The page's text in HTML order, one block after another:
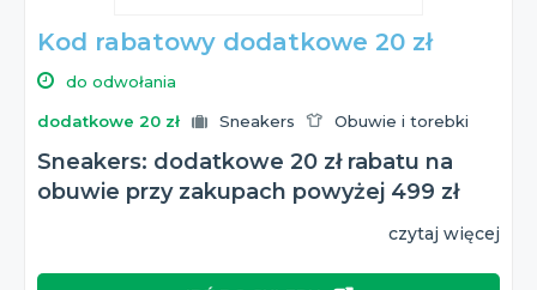
Kod rabatowy dodatkowe 20 zł
do odwołania
dodatkowe 20 zł Sneakers Obuwie i torebki
Sneakers: dodatkowe 20 zł rabatu na
obuwie przy zakupach powyżej 499 zł
czytaj więcej